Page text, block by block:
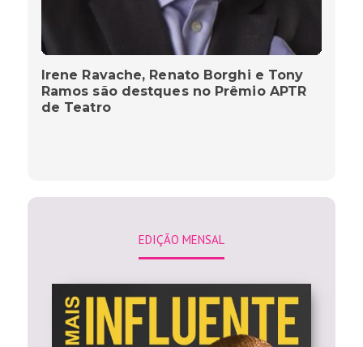
Irene Ravache, Renato Borghi e Tony
Ramos são destques no Prêmio APTR
de Teatro
EDIÇÃO MENSAL